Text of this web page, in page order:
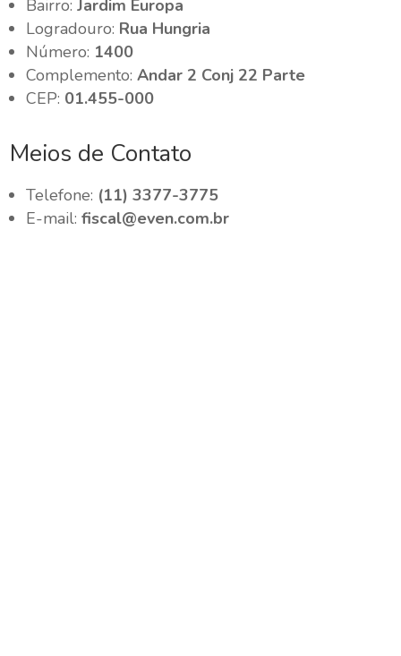
Bairro:Jardim Europa
Logradouro: Rua Hungria
Número: 1400
Complemento:Andar 2 Conj 22 Parte
CEP: 01.455-000
Meios de Contato
Telefone: (11) 3377-3775
E-mail:fiscal@even.com.br